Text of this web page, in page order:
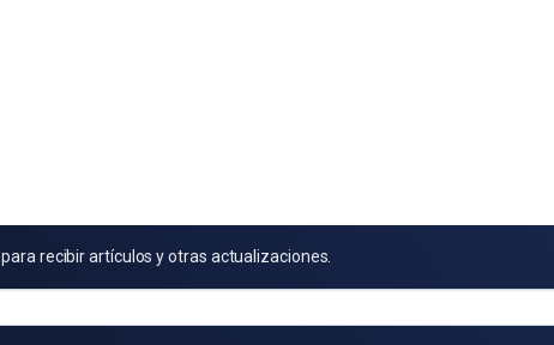
para recibir artículos y otras actualizaciones.